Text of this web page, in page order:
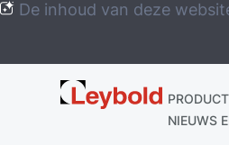
De inhoud van deze
Leybold
Global
NIEUWS